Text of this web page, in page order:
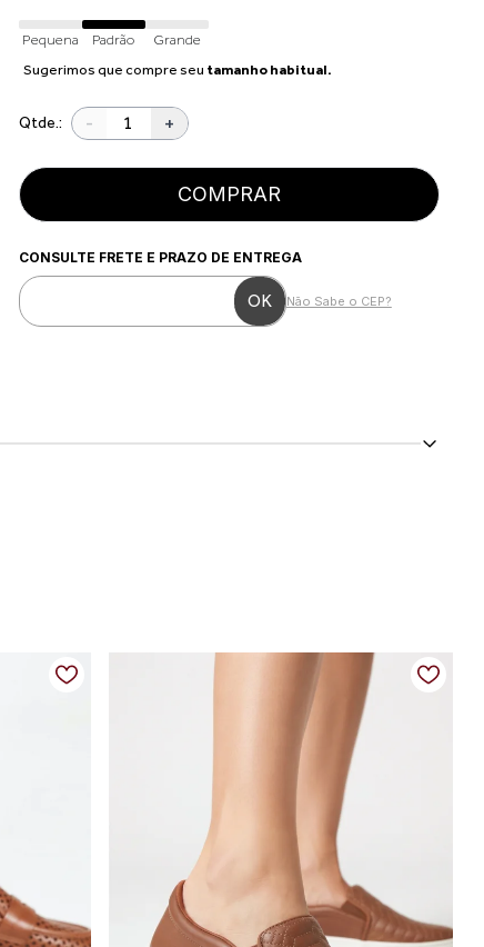
Pequena Padrão
Grande
Sugerimos que compre seu tamanho habitual.
Qtde.: - +
COMPRAR
CONSULTE FRETE E PRAZO DE ENTREGA
Não Sabe o CEP?
solado confortável para uso prolongado, design